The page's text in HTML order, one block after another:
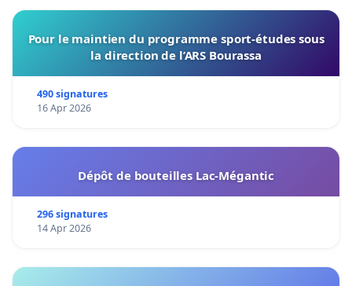
Pour le maintien du programme sport-études sous
la direction de l’ARS Bourassa
490 signatures
16 Apr 2026
Dépôt de bouteilles Lac-Mégantic
296 signatures
14 Apr 2026